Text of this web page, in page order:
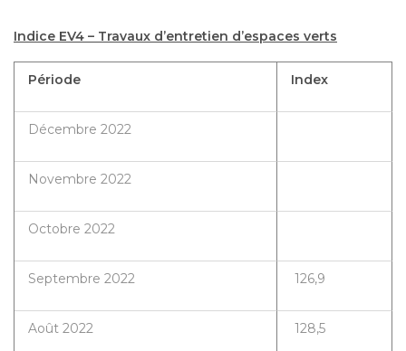
Indice EV4 – Travaux d’entretien d’espaces verts
Période Index
Décembre 2022
Novembre 2022
Octobre 2022
Septembre 2022 126,9
Août 2022 128,5